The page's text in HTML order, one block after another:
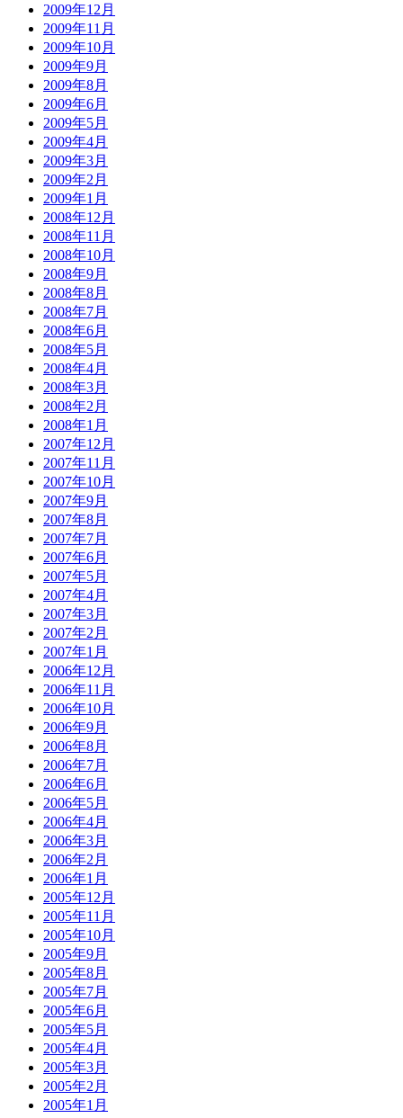
2009年12月
2009年11月
2009年10月
2009年9月
2009年8月
2009年6月
2009年5月
2009年4月
2009年3月
2009年2月
2009年1月
2008年12月
2008年11月
2008年10月
2008年9月
2008年8月
2008年7月
2008年6月
2008年5月
2008年4月
2008年3月
2008年2月
2008年1月
2007年12月
2007年11月
2007年10月
2007年9月
2007年8月
2007年7月
2007年6月
2007年5月
2007年4月
2007年3月
2007年2月
2007年1月
2006年12月
2006年11月
2006年10月
2006年9月
2006年8月
2006年7月
2006年6月
2006年5月
2006年4月
2006年3月
2006年2月
2006年1月
2005年12月
2005年11月
2005年10月
2005年9月
2005年8月
2005年7月
2005年6月
2005年5月
2005年4月
2005年3月
2005年2月
2005年1月